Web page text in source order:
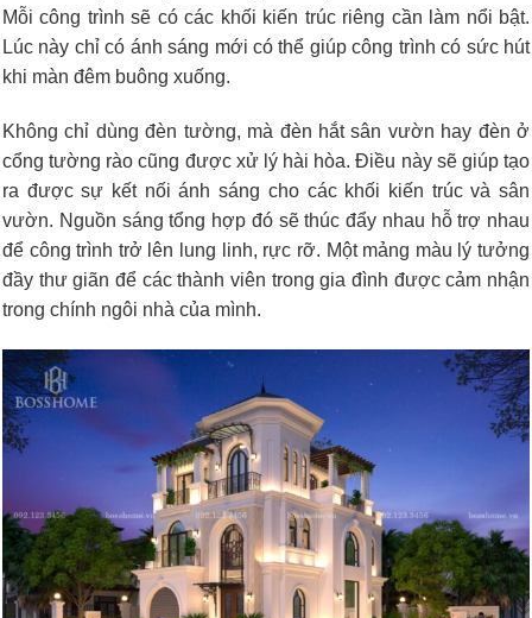
Mỗi công trình sẽ có các khối kiến trúc riêng cần làm nổi bật.
Lúc này chỉ có ánh sáng mới có thể giúp công trình có sức hút
khi màn đêm buông xuống.
Không chỉ dùng đèn tường, mà đèn hắt sân vườn hay đèn ở
cổng tường rào cũng được xử lý hài hòa. Điều này sẽ giúp tạo
ra được sự kết nối ánh sáng cho các khối kiến trúc và sân
vườn. Nguồn sáng tổng hợp đó sẽ thúc đẩy nhau hỗ trợ nhau
để công trình trở lên lung linh, rực rỡ. Một mảng màu lý tưởng
đầy thư giãn để các thành viên trong gia đình được cảm nhận
trong chính ngôi nhà của mình.